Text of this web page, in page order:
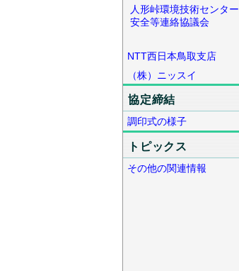
人形峠環境技術センター
安全等連絡協議会
NTT西日本鳥取支店
（株）ニッスイ
協定締結
調印式の様子
トピックス
その他の関連情報